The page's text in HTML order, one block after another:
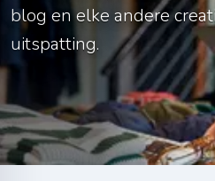
blog en elke andere
uitspatting.